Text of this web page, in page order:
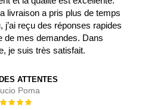
livraison a pris plus de temps
j’ai reçu des réponses rapides
de mes demandes. Dans
je suis très satisfait.
ATTENTES
Poma
: